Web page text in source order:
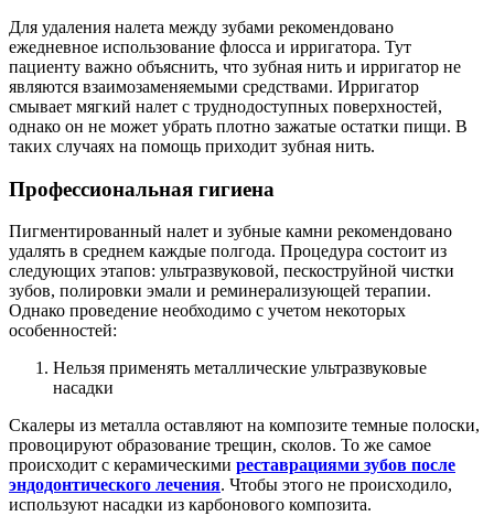
Для удаления налета между зубами рекомендовано
ежедневное использование флосса и ирригатора. Тут
пациенту важно объяснить, что зубная нить и ирригатор не
являются взаимозаменяемыми средствами. Ирригатор
смывает мягкий налет с труднодоступных поверхностей,
однако он не может убрать плотно зажатые остатки пищи. В
таких случаях на помощь приходит зубная нить.
Профессиональная гигиена
Пигментированный налет и зубные камни рекомендовано
удалять в среднем каждые полгода. Процедура состоит из
следующих этапов: ультразвуковой, пескоструйной чистки
зубов, полировки эмали и реминерализующей терапии.
Однако проведение необходимо с учетом некоторых
особенностей:
Нельзя применять металлические ультразвуковые
насадки
Скалеры из металла оставляют на композите темные полоски,
провоцируют образование трещин, сколов. То же самое
происходит с керамическими реставрациями зубов после
эндодонтического лечения. Чтобы этого не происходило,
используют насадки из карбонового композита.